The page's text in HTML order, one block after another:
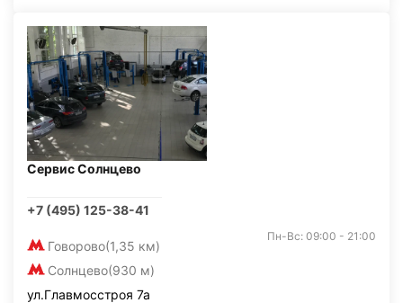
Сервис Солнцево
+7 (495) 125-38-41
Говорово(1,35 км)
Солнцево(930 м)
Пн-Вс: 09:00 - 21:00
ул.Главмосстроя 7а